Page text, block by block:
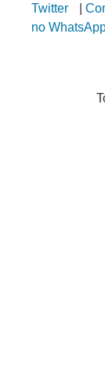
Twitter
no